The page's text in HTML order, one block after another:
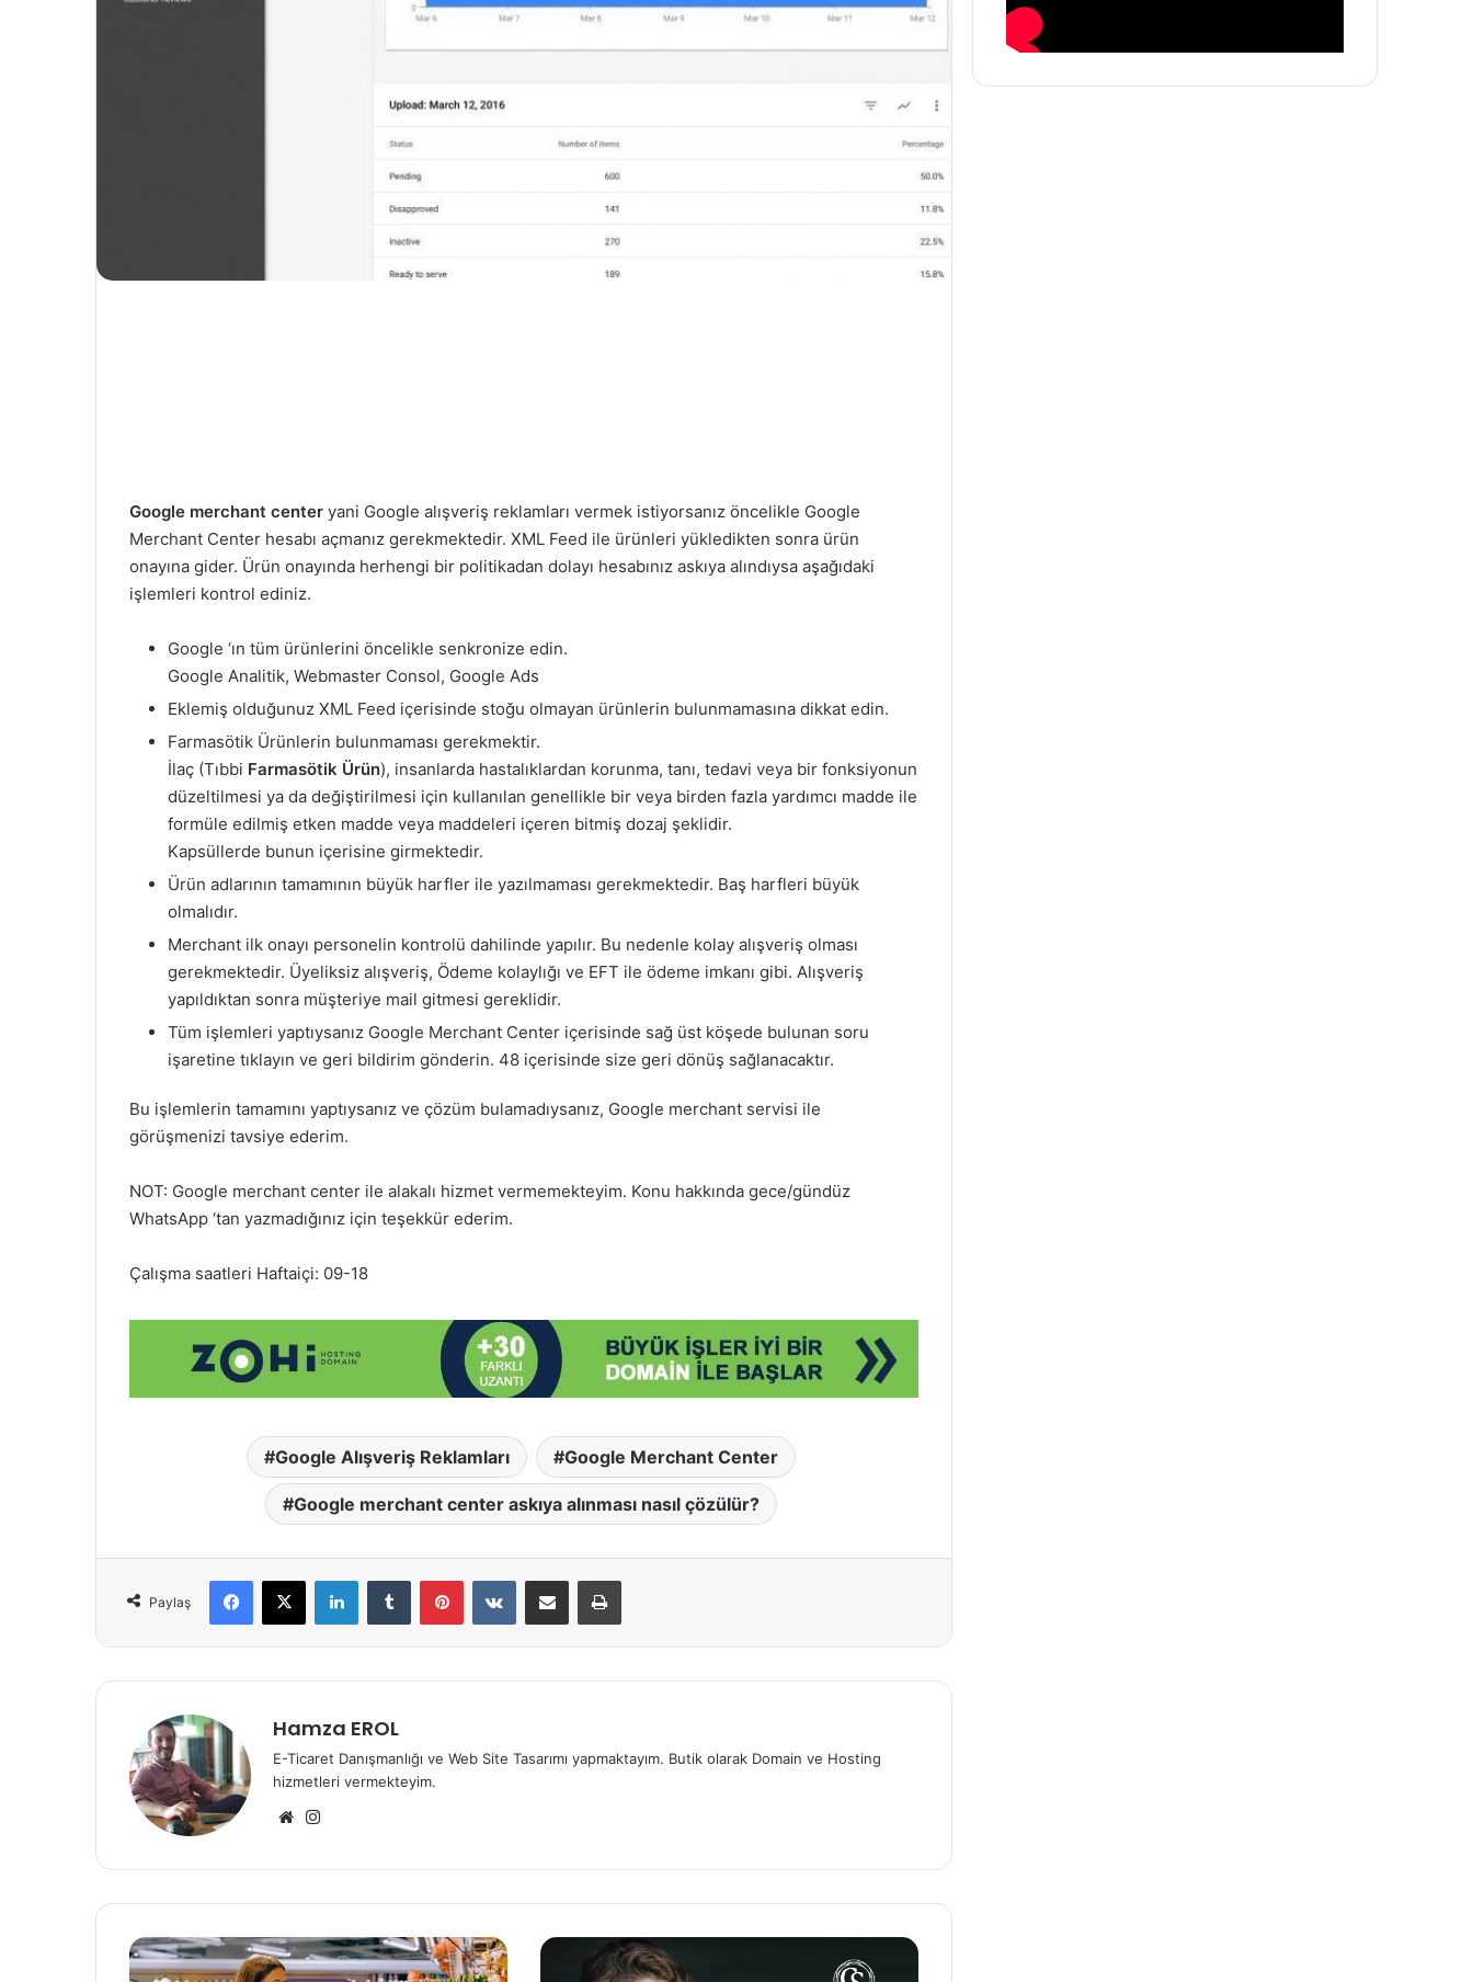
Google merchant center yani Google alışveriş reklamları vermek istiyorsanız öncelikle Google
Merchant Center hesabı açmanız gerekmektedir. XML Feed ile ürünleri yükledikten sonra ürün
onayına gider. Ürün onayında herhengi bir politikadan dolayı hesabınız askıya alındıysa aşağıdaki
işlemleri kontrol ediniz.
Google ‘ın tüm ürünlerini öncelikle senkronize edin.
Google Analitik, Webmaster Consol, Google Ads
Eklemiş olduğunuz XML Feed içerisinde stoğu olmayan ürünlerin bulunmamasına dikkat edin.
Farmasötik Ürünlerin bulunmaması gerekmektir.
İlaç (Tıbbi Farmasötik Ürün), insanlarda hastalıklardan korunma, tanı, tedavi veya bir fonksiyonun
düzeltilmesi ya da değiştirilmesi için kullanılan genellikle bir veya birden fazla yardımcı madde ile
formüle edilmiş etken madde veya maddeleri içeren bitmiş dozaj şeklidir.
Kapsüllerde bunun içerisine girmektedir.
Ürün adlarının tamamının büyük harfler ile yazılmaması gerekmektedir. Baş harfleri büyük
olmalıdır.
Merchant ilk onayı personelin kontrolü dahilinde yapılır. Bu nedenle kolay alışveriş olması
gerekmektedir. Üyeliksiz alışveriş, Ödeme kolaylığı ve EFT ile ödeme imkanı gibi. Alışveriş
yapıldıktan sonra müşteriye mail gitmesi gereklidir.
Tüm işlemleri yaptıysanız Google Merchant Center içerisinde sağ üst köşede bulunan soru
işaretine tıklayın ve geri bildirim gönderin. 48 içerisinde size geri dönüş sağlanacaktır.
Bu işlemlerin tamamını yaptıysanız ve çözüm bulamadıysanız, Google merchant servisi ile
görüşmenizi tavsiye ederim.
NOT: Google merchant center ile alakalı hizmet vermemekteyim. Konu hakkında gece/gündüz
WhatsApp ‘tan yazmadığınız için teşekkür ederim.
Çalışma saatleri Haftaiçi: 09-18
Google Alışveriş Reklamları Google Merchant Center
Google merchant center askıya alınması nasıl çözülür?
Paylaş
Facebook
X LinkedInTumblr PinterestVKontakteE-Posta ile paylaş Yazdır
Hamza EROL
E-Ticaret Danışmanlığı ve Web Site Tasarımı yapmaktayım. Butik olarak Domain ve Hosting
hizmetleri vermekteyim.
Web
Online
Market
Türk
kozmetik